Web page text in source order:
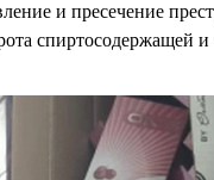
и пресечение
спиртосодержащей